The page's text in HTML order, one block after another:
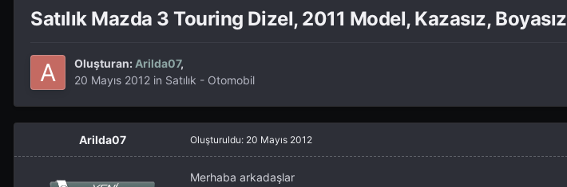
Satılık Mazda 3 Touring Dizel, 2011 Model, Kazasız, Boyasız
Oluşturan: Arilda07,
20 Mayıs 2012 in Satılık - Otomobil
Arilda07 Oluşturuldu: 20 Mayıs 2012
Merhaba arkadaşlar